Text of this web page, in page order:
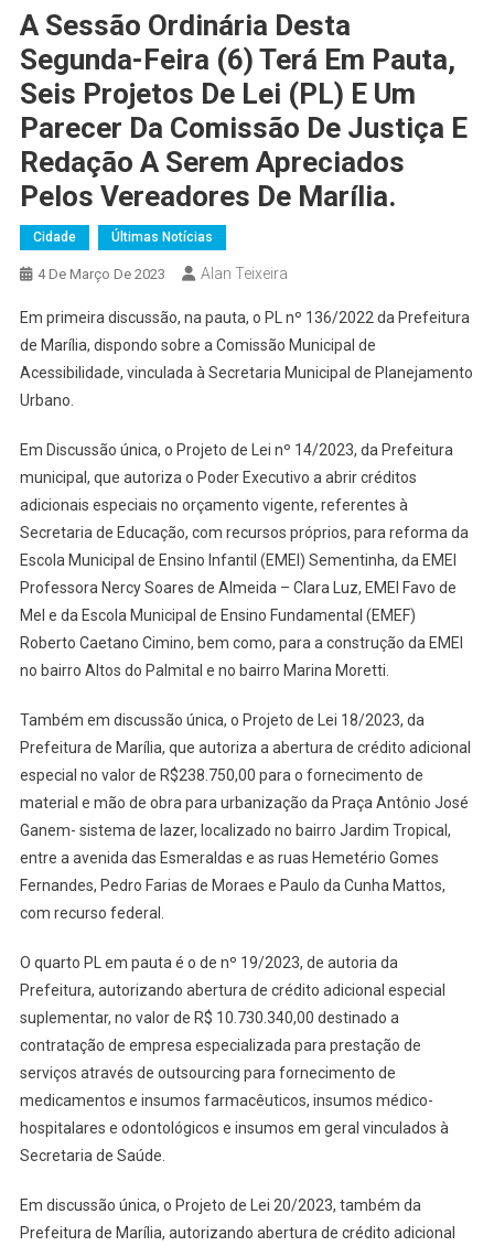
A Sessão Ordinária Desta
Segunda-Feira (6) Terá Em Pauta,
Seis Projetos De Lei (PL) E Um
Parecer Da Comissão De Justiça E
Redação A Serem Apreciados
Pelos Vereadores De Marília.
Cidade Últimas Notícias
4 De Março De 2023 Alan Teixeira
Em primeira discussão, na pauta, o PL nº 136/2022 da Prefeitura
de Marília, dispondo sobre a Comissão Municipal de
Acessibilidade, vinculada à Secretaria Municipal de Planejamento
Urbano.
Em Discussão única, o Projeto de Lei nº 14/2023, da Prefeitura
municipal, que autoriza o Poder Executivo a abrir créditos
adicionais especiais no orçamento vigente, referentes à
Secretaria de Educação, com recursos próprios, para reforma da
Escola Municipal de Ensino Infantil (EMEI) Sementinha, da EMEI
Professora Nercy Soares de Almeida – Clara Luz, EMEI Favo de
Mel e da Escola Municipal de Ensino Fundamental (EMEF)
Roberto Caetano Cimino, bem como, para a construção da EMEI
no bairro Altos do Palmital e no bairro Marina Moretti.
Também em discussão única, o Projeto de Lei 18/2023, da
Prefeitura de Marília, que autoriza a abertura de crédito adicional
especial no valor de R$238.750,00 para o fornecimento de
material e mão de obra para urbanização da Praça Antônio José
Ganem- sistema de lazer, localizado no bairro Jardim Tropical,
entre a avenida das Esmeraldas e as ruas Hemetério Gomes
Fernandes, Pedro Farias de Moraes e Paulo da Cunha Mattos,
com recurso federal.
O quarto PL em pauta é o de nº 19/2023, de autoria da
Prefeitura, autorizando abertura de crédito adicional especial
suplementar, no valor de R$ 10.730.340,00 destinado a
contratação de empresa especializada para prestação de
serviços através de outsourcing para fornecimento de
medicamentos e insumos farmacêuticos, insumos médico-
hospitalares e odontológicos e insumos em geral vinculados à
Secretaria de Saúde.
Em discussão única, o Projeto de Lei 20/2023, também da
Prefeitura de Marília, autorizando abertura de crédito adicional